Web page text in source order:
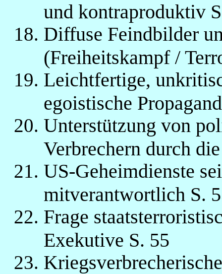
und kontraproduktiv
Diffuse Feindbilder
(Freiheitskampf /
Leichtfertige,
egoistische
Unterstützung von
Verbrechern durch
US-Geheimdienste
mitverantwortlich S.
Frage
Exekutive S. 55